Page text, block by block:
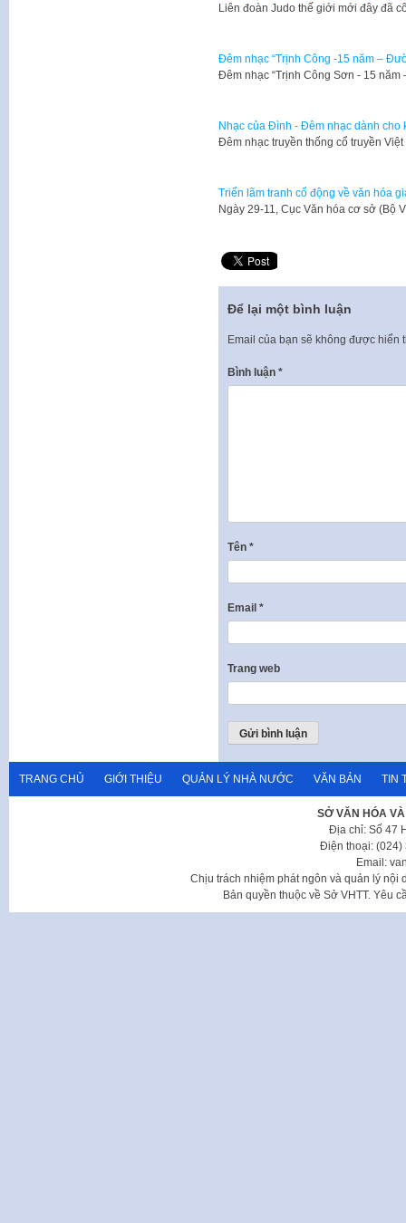
Liên đoàn Judo thế giới mới đây đã
Đêm nhạc “Trịnh Công -15 năm –
Đêm nhạc “Trịnh Công Sơn - 15
Nhạc của Đình - Đêm nhạc dành cho
Đêm nhạc truyền thống cổ truyền
Triển lãm tranh cổ động về văn hóa
​Ngày 29-11, Cục Văn hóa cơ sở (Bộ
Để lại một bình luận
Email của bạn sẽ không được hiển
Bình luận *
Tên *
Email *
Trang web
TRANG CHỦ GIỚI THIỆU QUẢN LÝ NHÀ NƯỚC VĂN BẢN TIN
SỞ VĂN HÓA
Địa chỉ: Số 47
Điện thoại: (024)
Email:
Chịu trách nhiệm phát ngôn và quản lý nội
Bản quyền thuộc về Sở VHTT. Yêu